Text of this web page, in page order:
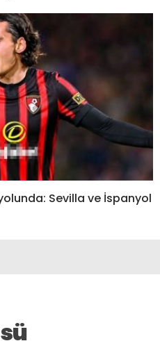
Sevilla ve İspanyol